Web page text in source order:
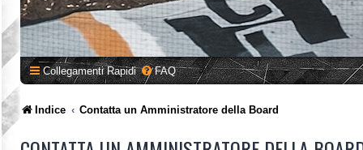
Collegamenti Rapidi FAQ
Indice Contatta un Amministratore della Board